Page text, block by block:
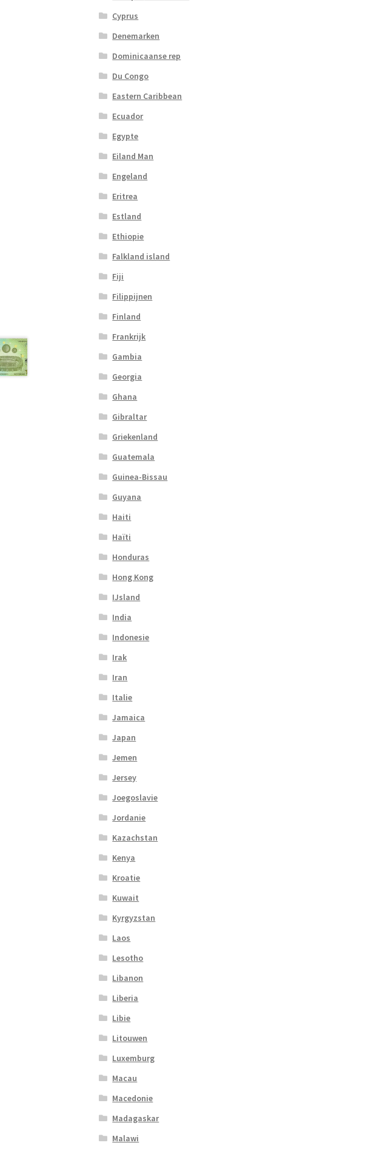
Cyprus
Denemarken
Dominicaanse rep
Du Congo
Eastern Caribbean
Ecuador
Egypte
Eiland Man
Engeland
Eritrea
Estland
Ethiopie
Falkland island
Fiji
Filippijnen
Finland
Frankrijk
Gambia
Georgia
Ghana
Gibraltar
Griekenland
Guatemala
Guinea-Bissau
Guyana
Haiti
Haïti
Honduras
Hong Kong
IJsland
India
Indonesie
Irak
Iran
Italie
Jamaica
Japan
Jemen
Jersey
Joegoslavie
Jordanie
Kazachstan
Kenya
Kroatie
Kuwait
Kyrgyzstan
Laos
Lesotho
Libanon
Liberia
Libie
Litouwen
Luxemburg
Macau
Macedonie
Madagaskar
Malawi